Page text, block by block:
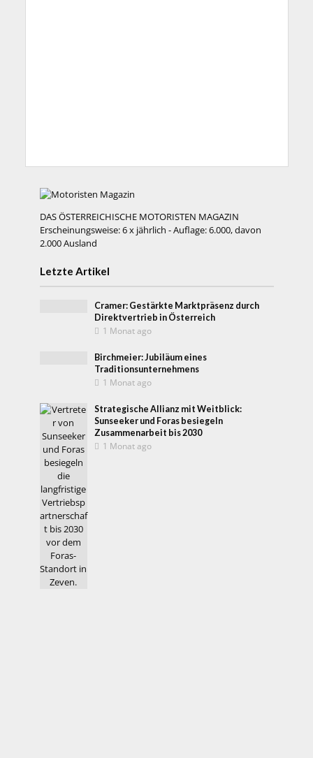
DAS ÖSTERREICHISCHE MOTORISTEN MAGAZIN
Erscheinungsweise: 6 x jährlich - Auflage: 6.000, davon
2.000 Ausland
Letzte Artikel
Cramer: Gestärkte Marktpräsenz durch
Direktvertrieb in Österreich
1 Monat ago
Birchmeier: Jubiläum eines
Traditionsunternehmens
1 Monat ago
Strategische Allianz mit Weitblick:
Sunseeker und Foras besiegeln
Zusammenarbeit bis 2030
1 Monat ago